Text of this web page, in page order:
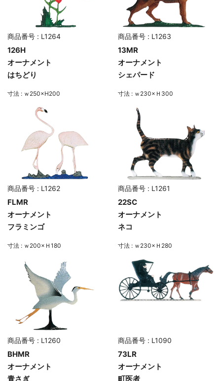
商品番号 : L1264
126H
オーナメント
はちどり
寸法 : ｗ250×H200
商品番号 : L1263
13MR
オーナメント
シェパード
寸法 : ｗ230×Ｈ300
商品番号 : L1262
FLMR
オーナメント
フラミンゴ
寸法 : ｗ200×Ｈ180
商品番号 : L1261
22SC
オーナメント
ネコ
寸法 : ｗ230×Ｈ280
商品番号 : L1260
BHMR
オーナメント
青さぎ
商品番号 : L1090
73LR
オーナメント
町医者